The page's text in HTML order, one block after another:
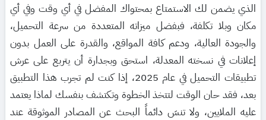
الذي يضمن لك الاستمتاع بمحتواك المفضل في أي وقت وفي أي
مكان وبلا تكلفة، فبفضل ميزاته المتعددة من سرعة التحميل،
والجودة العالية، ودعم كافة المواقع، والقدرة على العمل بدون
إعلانات في نسخته المعدلة، استحق وبجدارة أن يتربع على عرش
تطبيقات التحميل في عام 2025، إذا كنت لم تجرب هذا التطبيق
بعد، فقد حان الوقت لتتخذ الخطوة وتكتشف بنفسك لماذا يعتمد
عليه الملايين، ولا تنسَ دائماً البحث عن المصادر الموثوقة عند